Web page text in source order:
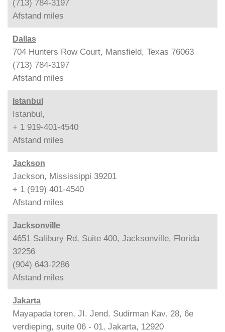
(713) 784-3197
Afstand miles
Dallas
704 Hunters Row Court, Mansfield, Texas 76063
(713) 784-3197
Afstand miles
Istanbul
Istanbul,
+ 1 919-401-4540
Afstand miles
Jackson
Jackson, Mississippi 39201
+ 1 (919) 401-4540
Afstand miles
Jacksonville
4651 Salibury Rd, Suite 400, Jacksonville, Florida
32256
(904) 643-2286
Afstand miles
Jakarta
Mayapada toren, JI. Jend. Sudirman Kav. 28, 6e
verdieping, suite 06 - 01, Jakarta, 12920